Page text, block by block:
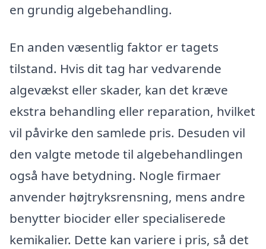
en grundig algebehandling.
En anden væsentlig faktor er tagets
tilstand. Hvis dit tag har vedvarende
algevækst eller skader, kan det kræve
ekstra behandling eller reparation, hvilket
vil påvirke den samlede pris. Desuden vil
den valgte metode til algebehandlingen
også have betydning. Nogle firmaer
anvender højtryksrensning, mens andre
benytter biocider eller specialiserede
kemikalier. Dette kan variere i pris, så det